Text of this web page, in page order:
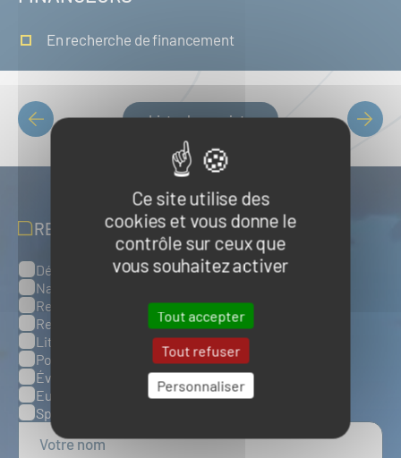
Ce site utilise des
cookies et vous donne le
contrôle sur ceux que
vous souhaitez activer
Tout accepter
Tout refuser
Personnaliser
En recherche de financement
PAGINATION
Liste des projets
RECEVOIR NOS ACTUALITÉS
Catégories
Défense, sûreté et sécurité maritimes
Naval et nautisme
Ressources énergétiques et minérales marines
Ressources biologiques marines
Littoral et environnement marins
Ports, infrastructures et logistique
Évènements
Europe
Spatial